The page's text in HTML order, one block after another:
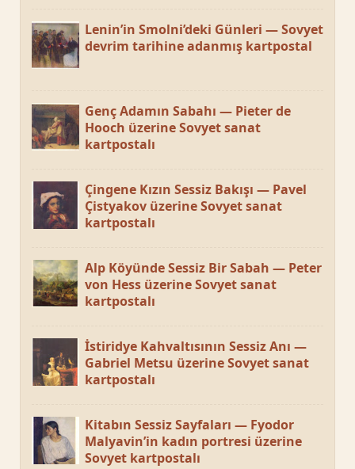
Lenin’in Smolni’deki Günleri — Sovyet
devrim tarihine adanmış kartpostal
Genç Adamın Sabahı — Pieter de
Hooch üzerine Sovyet sanat
kartpostalı
Çingene Kızın Sessiz Bakışı — Pavel
Çistyakov üzerine Sovyet sanat
kartpostalı
Alp Köyünde Sessiz Bir Sabah — Peter
von Hess üzerine Sovyet sanat
kartpostalı
İstiridye Kahvaltısının Sessiz Anı —
Gabriel Metsu üzerine Sovyet sanat
kartpostalı
Kitabın Sessiz Sayfaları — Fyodor
Malyavin’in kadın portresi üzerine
Sovyet kartpostalı